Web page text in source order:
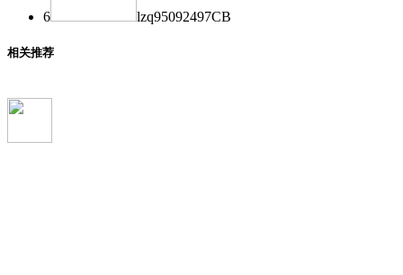
6 lzq95092497CB
相关推荐